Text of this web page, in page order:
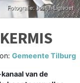
Gemeente Tilburg
van de